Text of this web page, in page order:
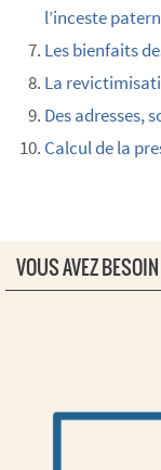
l’inceste
Les bienfaits
La
Des adresses,
Calcul de la
VOUS AVEZ